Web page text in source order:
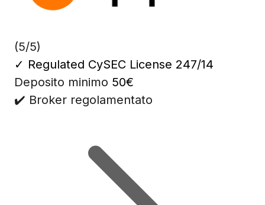
(5/5)
✓ Regulated CySEC License 247/14
Deposito minimo 50€
✔️ Broker regolamentato